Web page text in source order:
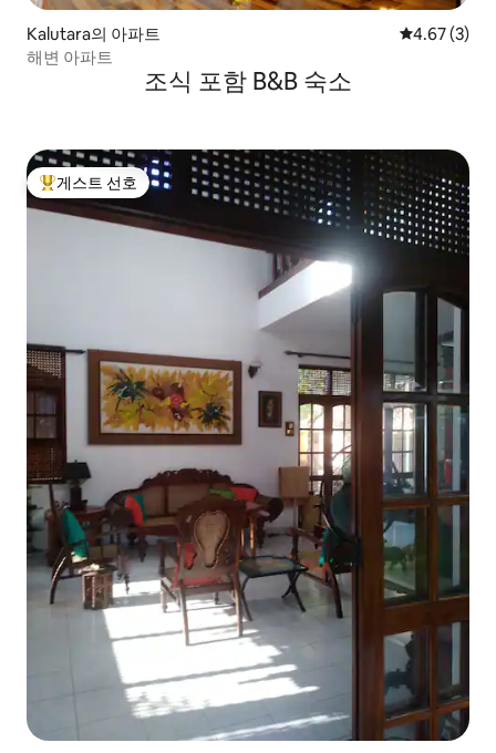
Kalutara의 아파트 평점 4.67점
4.67 (3)
해변 아파트
조식 포함 B&B 숙소
상위 게스트 선호
게스트 선호